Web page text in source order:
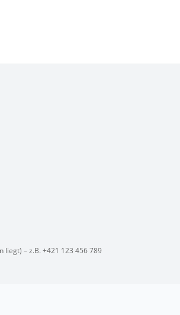
– z.B. +421 123 456 789